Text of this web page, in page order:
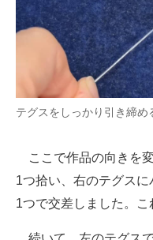
テグスをしっかり引き締め
ここで作品の向きを
1つ拾い、右のテグス
1つで交差しました。こ